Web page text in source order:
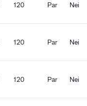
120 Par Nei
120 Par Nei
120 Par Nei